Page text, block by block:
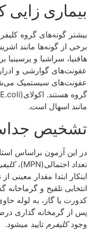
بیماری زایی
بیشتر گونه‌های گروه
برخی از گونه‌ها مانند
هافنیا، سراشیا و
عفونت‌های گوارشی و
عفونت‌های سیستمیک
مانند اسهال است.
تشخیص
تعداد احتمالی(MPN)،
اینکار ابتدا مقدار
انتخابی تلقیح و
کدورت یا گاز، به لوله
پس از گرمخانه ­گذاری
وجودکلیفرم تایید می­شود.